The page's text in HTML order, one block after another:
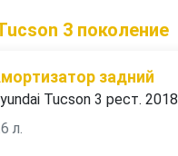
3 поколение
задний
Tucson 3 рест. 2018
л.